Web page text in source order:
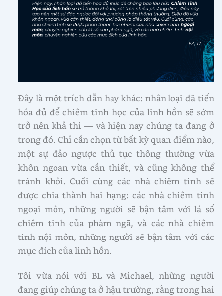
Đây là một trích dẫn hay khác: nhân loại đã tiến
hóa đủ để chiêm tinh học của linh hồn sẽ sớm
trở nên khả thi — và hiện nay chúng ta đang ở
trong đó. Chỉ cần chọn từ bất kỳ quan điểm nào,
một sự đảo ngược thủ tục thông thường vừa
khôn ngoan vừa cần thiết, và cũng không thể
tránh khỏi. Cuối cùng các nhà chiêm tinh sẽ
được chia thành hai hạng: các nhà chiêm tinh
ngoại môn, những người sẽ bận tâm với lá số
chiêm tinh của phàm ngã, và các nhà chiêm
tinh nội môn, những người sẽ bận tâm với các
mục đích của linh hồn.
Tôi vừa nói với BL và Michael, những người
đang giúp chúng ta ở hậu trường, rằng trong hai